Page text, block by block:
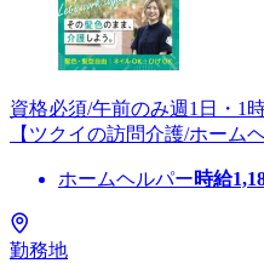
資格必須/午前のみ週1日・1
【ツクイの訪問介護/ホーム
ホームヘルパー時給
勤務地